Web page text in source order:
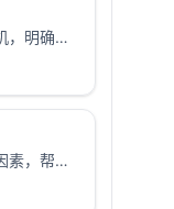
，明确你
素，帮助
策。